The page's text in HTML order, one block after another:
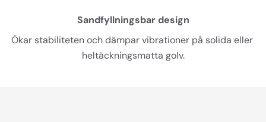
Sandfyllningsbar design
Ökar stabiliteten och dämpar vibrationer på solida eller
heltäckningsmatta golv.